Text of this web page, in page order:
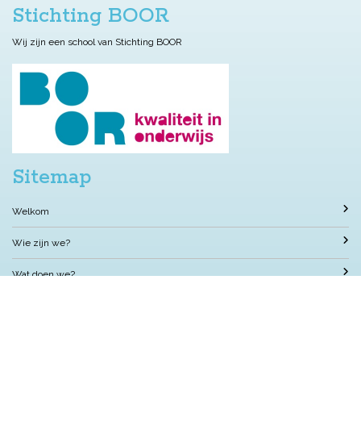
Stichting BOOR
Wij zijn een school van Stichting BOOR
Sitemap
Welkom
Wie zijn we?
Wat doen we?